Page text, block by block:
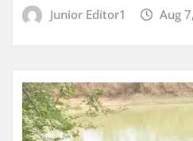
Junior Editor1 Aug